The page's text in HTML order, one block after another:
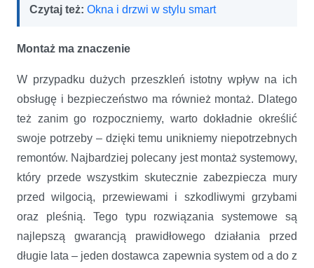
Czytaj też: Okna i drzwi w stylu smart
Montaż ma znaczenie
W przypadku dużych przeszkleń istotny wpływ na ich
obsługę i bezpieczeństwo ma również montaż. Dlatego
też zanim go rozpoczniemy, warto dokładnie określić
swoje potrzeby – dzięki temu unikniemy niepotrzebnych
remontów. Najbardziej polecany jest montaż systemowy,
który przede wszystkim skutecznie zabezpiecza mury
przed wilgocią, przewiewami i szkodliwymi grzybami
oraz pleśnią. Tego typu rozwiązania systemowe są
najlepszą gwarancją prawidłowego działania przed
długie lata – jeden dostawca zapewnia system od a do z